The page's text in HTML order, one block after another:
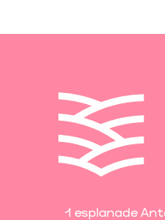
1 esplanade